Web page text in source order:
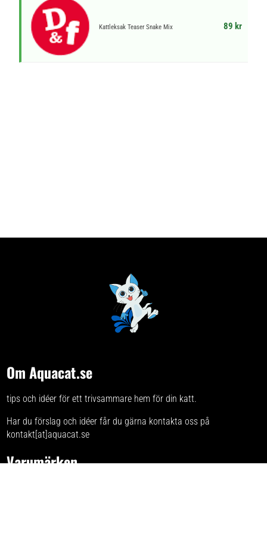
Kattleksak Teaser Snake Mix 89 kr
Om Aquacat.se
tips och idéer för ett trivsammare hem för din katt.
Har du förslag och idéer får du gärna kontakta oss på
kontakt[at]aquacat.se
Varumärken